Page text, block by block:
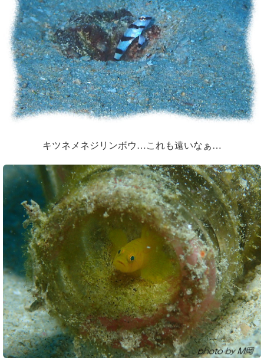
キツネメネジリンボウ…これも遠いなぁ…